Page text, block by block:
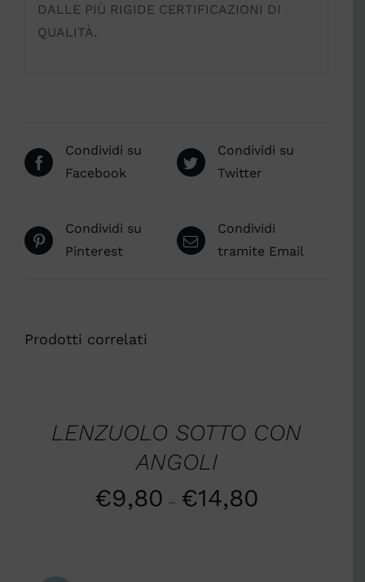
DALLE PIÙ RIGIDE CERTIFICAZIONI DI
QUALITÀ.
Condividi su
Facebook
Condividi su
Twitter
Condividi su
Pinterest
Condividi
tramite Email
Prodotti correlati
LENZUOLO SOTTO CON
ANGOLI
€9,80 – €14,80
CARRELLO